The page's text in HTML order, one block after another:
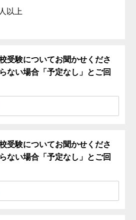
以上
受験についてお聞かせくださ
ない場合「予定なし」とご回
受験についてお聞かせくださ
ない場合「予定なし」とご回